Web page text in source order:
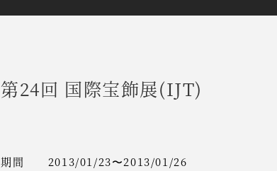
第24回 国際宝飾展(IJT)
期間
2013/01/23〜2013/01/26